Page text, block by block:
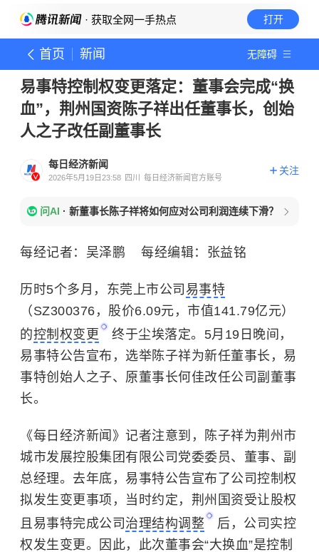
· 获取全网一手热点 打开
首页 新闻 无障碍
易事特控制权变更落定：董事会完成“换
血”，荆州国资陈子祥出任董事长，创始
人之子改任副董事长
每日经济新闻
2026年5月19日23:58 四川 每日经济新闻官方账号
关注
问AI · 新董事长陈子祥将如何应对公司利润连续下滑？
每经记者：吴泽鹏 每经编辑：张益铭
历时5个多月，东莞上市公司 易事特
（SZ300376，股价6.09元，市值141.79亿元）
的控制权变更
终于尘埃落定。5月19日晚间，
易事特公告宣布，选举陈子祥为新任董事长，易
事特创始人之子、原董事长何佳改任公司副董事
长。
《每日经济新闻》记者注意到，陈子祥为荆州市
城市发展控股集团有限公司党委委员、董事、副
总经理。去年底，易事特公告宣布了公司控制权
拟发生变更事项，当时约定，荆州国资受让股权
且易事特完成公司 治理结构调整
后，公司实控
权发生变更。因此，此次董事会“大换血”是控制